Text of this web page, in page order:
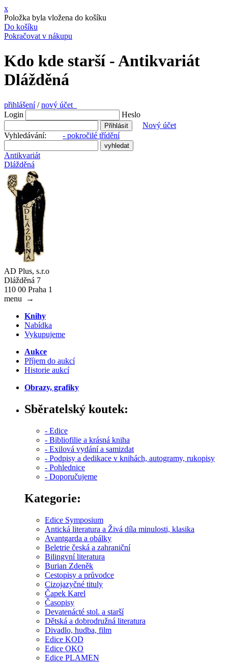
x
Položka byla vložena do košíku
Do košíku
Pokračovat v nákupu
Kdo kde starší - Antikvariát
Dlážděná
přihlášení/nový účet
Login
Heslo
Nový účet
Vyhledávání: - pokročilé třídění
Antikvariát
Dlážděná
AD Plus, s.r.o
Dlážděná 7
110 00 Praha 1
menu
→
Knihy
Nabídka
Vykupujeme
Aukce
Příjem do aukcí
Historie aukcí
Obrazy, grafiky
Sběratelský koutek:
- Edice
- Bibliofilie a krásná kniha
- Exilová vydání a samizdat
- Podpisy a dedikace v knihách, autogramy, rukopisy
- Pohlednice
- Doporučujeme
Kategorie:
Edice Symposium
Antická literatura a Živá díla minulosti, klasika
Avantgarda a obálky
Beletrie česká a zahraniční
Bilingvní literatura
Burian Zdeněk
Cestopisy a průvodce
Cizojazyčné tituly
Čapek Karel
Časopisy
Devatenácté stol. a starší
Dětská a dobrodružná literatura
Divadlo, hudba, film
Edice KOD
Edice OKO
Edice PLAMEN